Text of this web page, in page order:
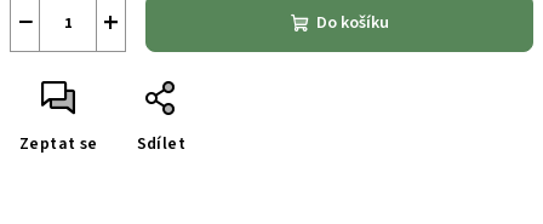
+
− Do košíku
Zeptat se Sdílet